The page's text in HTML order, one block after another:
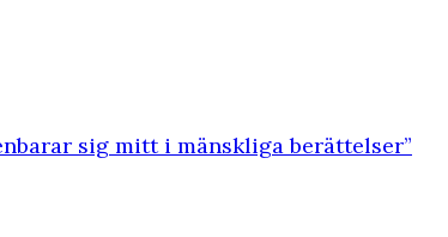
sig mitt i mänskliga berättelser”